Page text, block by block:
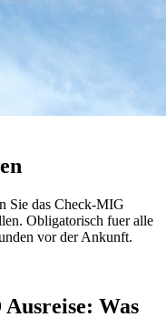
Sie das Check-MIG
Obligatorisch fuer alle
vor der Ankunft.
Was